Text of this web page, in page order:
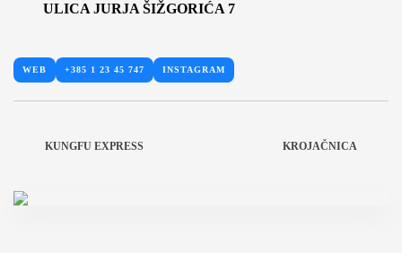
ULICA JURJA ŠIŽGORIĆA 7
WEB +385 1 23 45 747 INSTAGRAM
KUNGFU EXPRESS KROJAČNICA